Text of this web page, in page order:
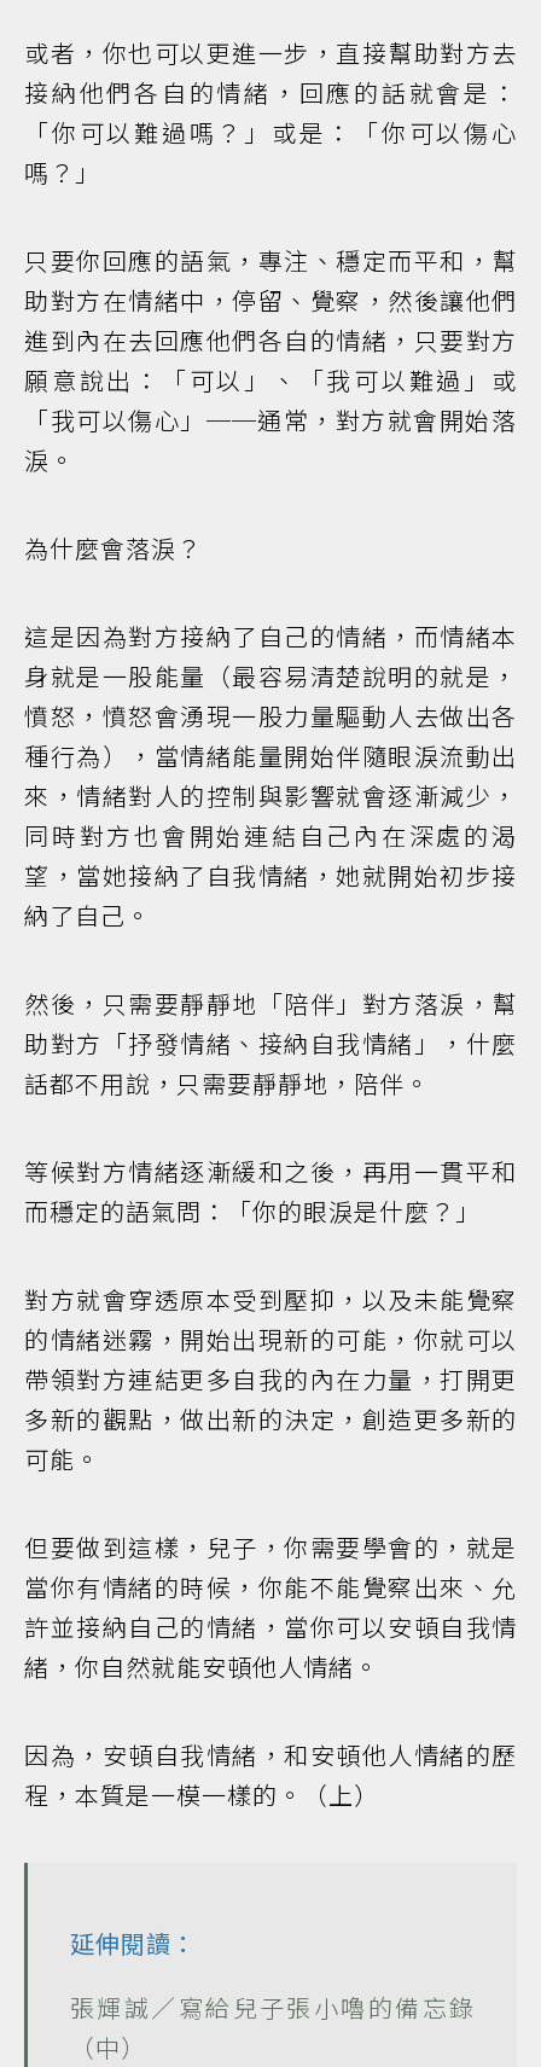
或者，你也可以更進一步，直接幫助對方去
接納他們各自的情緒，回應的話就會是：
「你可以難過嗎？」或是：「你可以傷心
嗎？」
只要你回應的語氣，專注、穩定而平和，幫
助對方在情緒中，停留、覺察，然後讓他們
進到內在去回應他們各自的情緒，只要對方
願意說出：「可以」、「我可以難過」或
「我可以傷心」──通常，對方就會開始落
淚。
為什麼會落淚？
這是因為對方接納了自己的情緒，而情緒本
身就是一股能量（最容易清楚說明的就是，
憤怒，憤怒會湧現一股力量驅動人去做出各
種行為），當情緒能量開始伴隨眼淚流動出
來，情緒對人的控制與影響就會逐漸減少，
同時對方也會開始連結自己內在深處的渴
望，當她接納了自我情緒，她就開始初步接
納了自己。
然後，只需要靜靜地「陪伴」對方落淚，幫
助對方「抒發情緒、接納自我情緒」，什麼
話都不用說，只需要靜靜地，陪伴。
等候對方情緒逐漸緩和之後，再用一貫平和
而穩定的語氣問：「你的眼淚是什麼？」
對方就會穿透原本受到壓抑，以及未能覺察
的情緒迷霧，開始出現新的可能，你就可以
帶領對方連結更多自我的內在力量，打開更
多新的觀點，做出新的決定，創造更多新的
可能。
但要做到這樣，兒子，你需要學會的，就是
當你有情緒的時候，你能不能覺察出來、允
許並接納自己的情緒，當你可以安頓自我情
緒，你自然就能安頓他人情緒。
因為，安頓自我情緒，和安頓他人情緒的歷
程，本質是一模一樣的。（上）
延伸閱讀：
張輝誠／寫給兒子張小嚕的備忘錄
（中）